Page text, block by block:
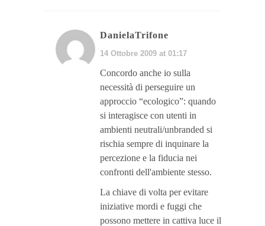
DanielaTrifone
14 Ottobre 2009 at 01:17
Concordo anche io sulla
necessità di perseguire un
approccio “ecologico”: quando
si interagisce con utenti in
ambienti neutrali/unbranded si
rischia sempre di inquinare la
percezione e la fiducia nei
confronti dell'ambiente stesso.
La chiave di volta per evitare
iniziative mordi e fuggi che
possono mettere in cattiva luce il